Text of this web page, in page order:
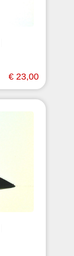
€ 23,00